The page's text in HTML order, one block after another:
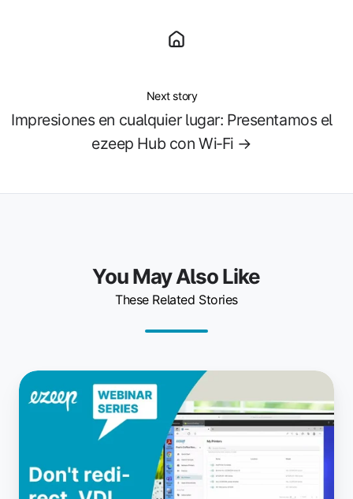
Next story
Impresiones en cualquier lugar: Presentamos el
ezeep Hub con Wi‑Fi →
You May Also Like
These Related Stories
Impresión
en
solo
impresiones